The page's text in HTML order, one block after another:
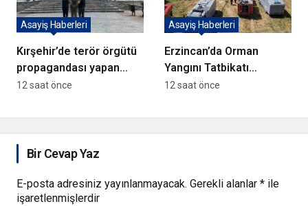
Kırşehir’de terör örgütü
propagandası yapan
şüpheli yakalandı
Asayiş Haberleri
12 saat önce
Erzincan’da Orman
Yangını Tatbikatı
Gerçekleştirildi
Asayiş Haberleri
12 saat önce
Bir Cevap Yaz
E-posta adresiniz yayınlanmayacak. Gerekli alanlar * ile
işaretlenmişlerdir